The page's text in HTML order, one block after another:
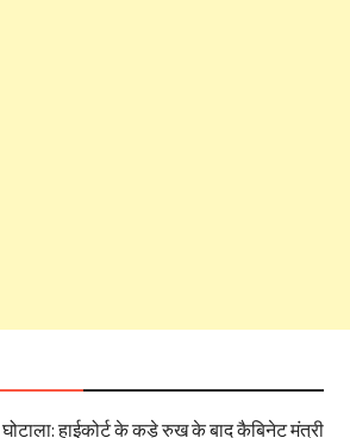
हाईकोर्ट के कड़े रुख के बाद कैबिनेट मंत्री